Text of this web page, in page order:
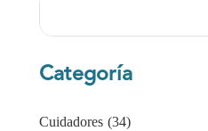
Categoría
Cuidadores (34)